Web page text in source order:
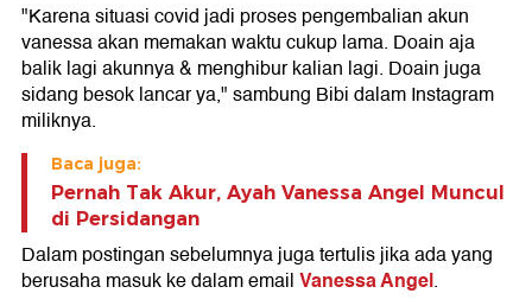
"Karena situasi covid jadi proses pengembalian akun
vanessa akan memakan waktu cukup lama. Doain aja
balik lagi akunnya & menghibur kalian lagi. Doain juga
sidang besok lancar ya," sambung Bibi dalam Instagram
miliknya.
Baca juga:
Pernah Tak Akur, Ayah Vanessa Angel Muncul
di Persidangan
Dalam postingan sebelumnya juga tertulis jika ada yang
berusaha masuk ke dalam emailVanessa Angel.